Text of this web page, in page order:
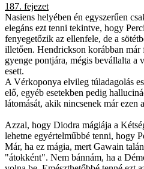
187. fejezet
Nasiens helyében én egyszerűen
elegáns ezt tenni tekintve, hogy
fenyegetőzik az ellenfele, de a
illetően. Hendrickson korábban
gyenge pontjára, mégis bevállalta a
esett.
A Vérkoponya elvileg túladagolás
elő, egyéb esetekben pedig
látomását, akik nincsenek már ezen
Azzal, hogy Diodra mágiája a
lehetne egyértelműbbé tenni, hogy
Már, ha ez mágia, mert Gawain
"átokként". Nem bánnám, ha a